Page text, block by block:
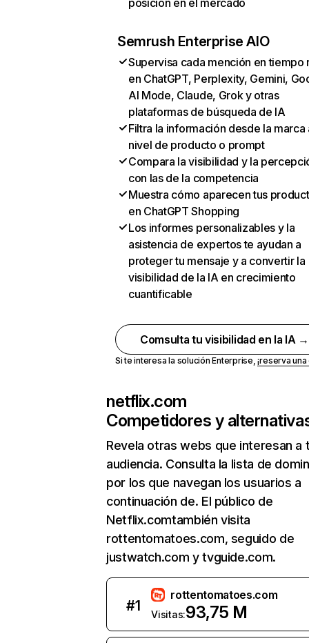
posición en el mercado
Semrush Enterprise AIO
Supervisa cada mención en tiempo
en ChatGPT, Perplexity, Gemini,
AI Mode, Claude, Grok y otras
plataformas de búsqueda de IA
Filtra la información desde la marca
nivel de producto o prompt
Compara la visibilidad y la
con las de la competencia
Muestra cómo aparecen tus
en ChatGPT Shopping
Los informes personalizables y la
asistencia de expertos te ayudan a
proteger tu mensaje y a convertir la
visibilidad de la IA en crecimiento
cuantificable
Comsulta tu visibilidad en la IA →
Si te interesa la solución Enterprise,¡reserva
netflix.com
Competidores y
Revela otras webs que interesan a
audiencia. Consulta la lista de
por los que navegan los usuarios a
continuación de. El público de
Netflix.comtambién visita
rottentomatoes.com, seguido de
justwatch.com y tvguide.com.
#1
rottentomatoes.com
Visitas:93,75 M